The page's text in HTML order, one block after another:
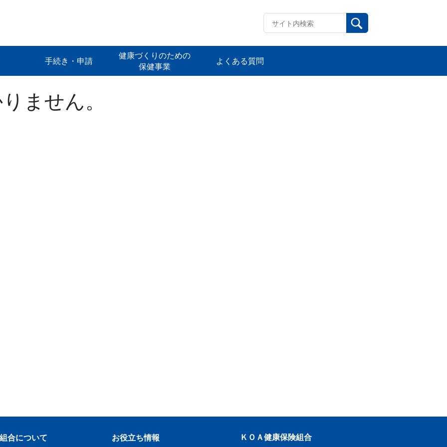
手続き・申請
健康づくりのための
保健事業
よくある質問
ません。
合について お役立ち情報 ＫＯＡ健康保険組合